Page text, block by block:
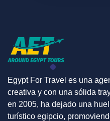
Egypt For Travel es una
creativa y con una sólida
en 2005, ha dejado una
turístico egipcio,